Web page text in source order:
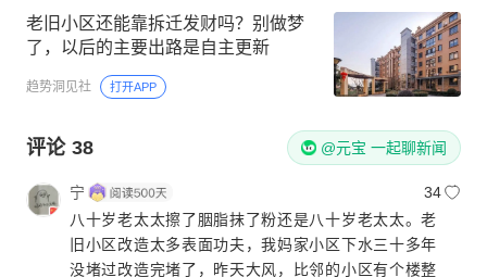
老旧小区还能靠拆迁发财吗？别做梦
了，以后的主要出路是自主更新
趋势洞见社 打开APP
评论 38 @元宝 一起聊新闻
宁
34
八十岁老太太擦了胭脂抹了粉还是八十岁老太太。老
旧小区改造太多表面功夫，我妈家小区下水三十多年
没堵过改造完堵了，昨天大风，比邻的小区有个楼整